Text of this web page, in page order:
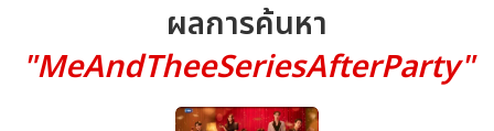
ผลการค้นหา
"MeAndTheeSeriesAfterParty"